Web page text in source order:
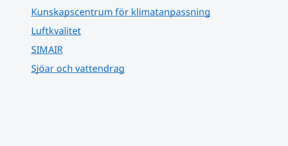
Kunskapscentrum för klimatanpassning
Luftkvalitet
SIMAIR
Sjöar och vattendrag